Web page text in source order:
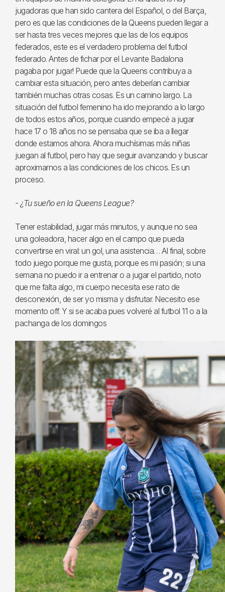
jugadoras que han sido cantera del Español, o del Barça,
pero es que las condiciones de la Queens pueden llegar a
ser hasta tres veces mejores que las de los equipos
federados, este es el verdadero problema del futbol
federado. Antes de fichar por el Levante Badalona
pagaba por jugar! Puede que la Queens contribuya a
cambiar esta situación, pero antes deberían cambiar
también muchas otras cosas. Es un camino largo. La
situación del futbol femenino ha ido mejorando a lo largo
de todos estos años, porque cuando empecé a jugar
hace 17 o 18 años no se pensaba que se iba a llegar
donde estamos ahora. Ahora muchísimas más niñas
juegan al futbol, pero hay que seguir avanzando y buscar
aproximarnos a las condiciones de los chicos. Es un
proceso.
- ¿Tu sueño en la Queens League?
Tener estabilidad, jugar más minutos, y aunque no sea
una goleadora, hacer algo en el campo que pueda
convertirse en viral: un gol, una asistencia… Al final, sobre
todo juego porque me gusta, porque es mi pasión; si una
semana no puedo ir a entrenar o a jugar el partido, noto
que me falta algo, mi cuerpo necesita ese rato de
desconexión, de ser yo misma y disfrutar. Necesito ese
momento off. Y si se acaba pues volveré al futbol 11 o a la
pachanga de los domingos